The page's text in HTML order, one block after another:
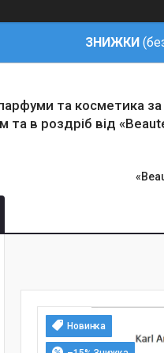
ЗНИЖКИ
та косметика
та в роздріб від
Новинка